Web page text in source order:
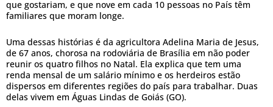
que gostariam, e que nove em cada 10 pessoas no País têm
familiares que moram longe.
Uma dessas histórias é da agricultora Adelina Maria de Jesus,
de 67 anos, chorosa na rodoviária de Brasília em não poder
reunir os quatro filhos no Natal. Ela explica que tem uma
renda mensal de um salário mínimo e os herdeiros estão
dispersos em diferentes regiões do país para trabalhar. Duas
delas vivem em Águas Lindas de Goiás (GO).